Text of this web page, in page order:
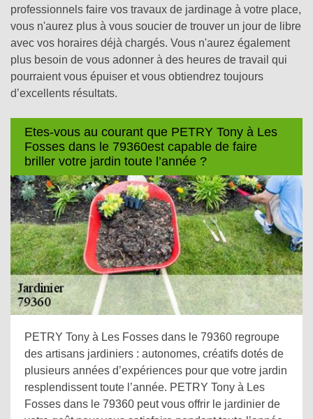
professionnels faire vos travaux de jardinage à votre place,
vous n'aurez plus à vous soucier de trouver un jour de libre
avec vos horaires déjà chargés. Vous n'aurez également
plus besoin de vous adonner à des heures de travail qui
pourraient vous épuiser et vous obtiendrez toujours
d’excellents résultats.
Etes-vous au courant que PETRY Tony à Les
Fosses dans le 79360est capable de faire
briller votre jardin toute l’année ?
PETRY Tony à Les Fosses dans le 79360 regroupe
des artisans jardiniers : autonomes, créatifs dotés de
plusieurs années d’expériences pour que votre jardin
resplendissent toute l’année. PETRY Tony à Les
Fosses dans le 79360 peut vous offrir le jardinier de